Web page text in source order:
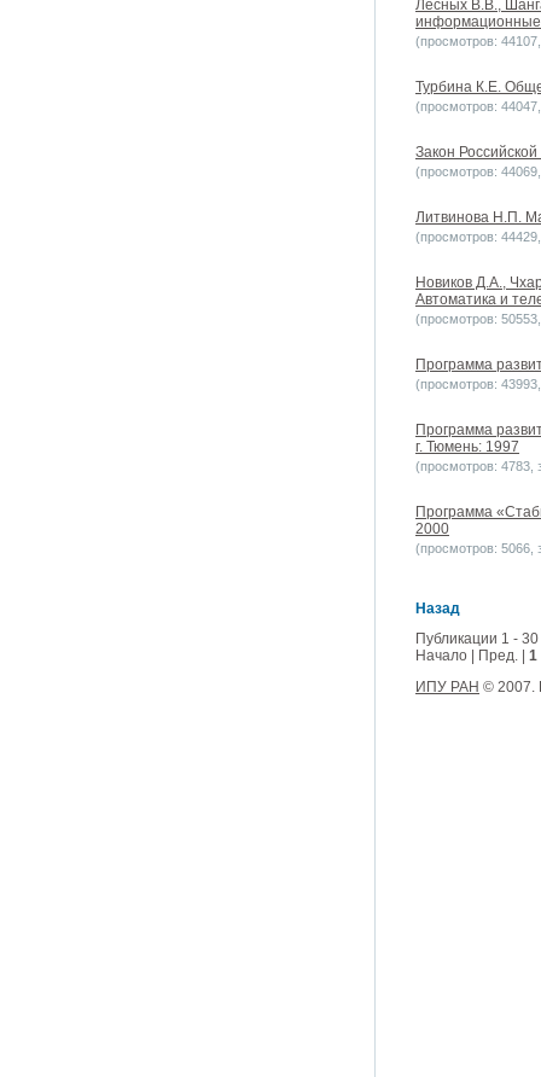
Лесных В.В.,
(просмотров:
Турбина К.Е.
(просмотров:
Закон
(просмотров:
Литвинова Н.П.
(просмотров:
Новиков Д.А.,
Автоматика и
(просмотров:
Программа
(просмотров:
Программа
г. Тюмень: 1997
(просмотров: 4783,
Программа
2000
(просмотров: 5066,
Назад
Публикации 1 -
Начало | Пред. | 1
ИПУ РАН © 2007.